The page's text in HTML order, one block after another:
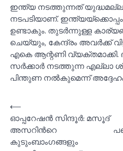
ഇന്ത്യ നടത്തുന്നത് യുദ്ധമല്ല,
നടപടിയാണ്.
ഉണ്ടാകും. തുടർന്നുള്ള
ചെയ്യും, കേന്ദ്രം അവർക്ക്
എകെ ആന്റണി വ്യക്തമാക്കി.
സർക്കാർ നടത്തുന്ന എല്ലാ
പിന്തുണ നല്‍കുമെന്ന്
Post
navigation
⟵
ഓപ്പറേഷൻ സിന്ദൂര്‍: മസൂദ്
അസറിന്‍റെ
കുടുംബാംഗങ്ങളും